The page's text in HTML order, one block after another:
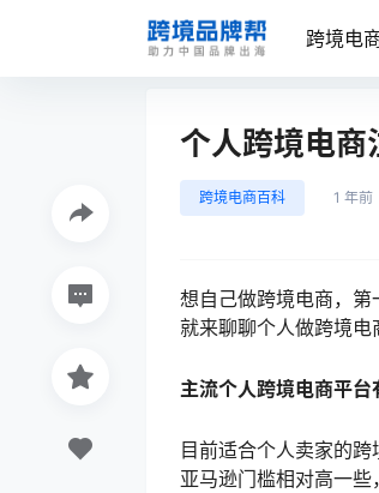
跨境电
个人跨境电商
跨境电商百科 1 年前
想自己做跨境电商，
就来聊聊个人做跨境电
主流个人跨境电商平台
目前适合个人卖家的
亚马逊门槛相对高一